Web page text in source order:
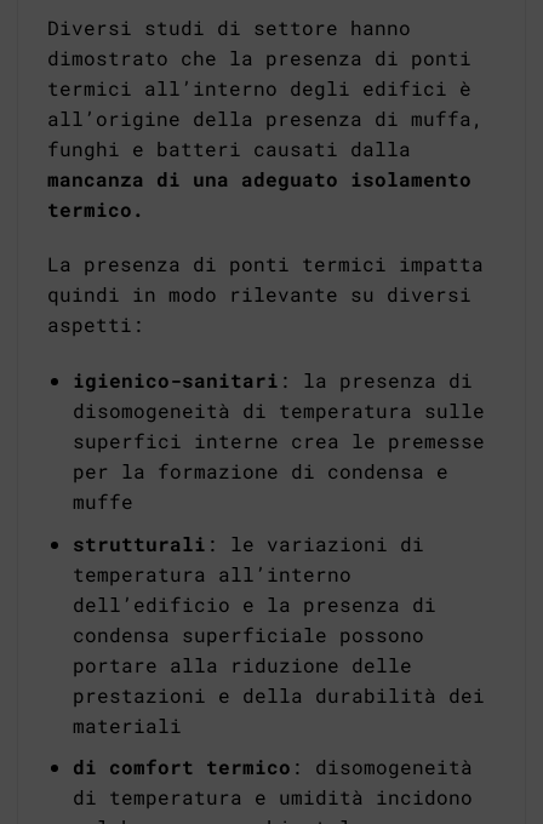
Diversi studi di settore hanno
dimostrato che la presenza di ponti
termici all’interno degli edifici è
all’origine della presenza di muffa,
funghi e batteri causati dalla
mancanza di una adeguato isolamento
termico.
La presenza di ponti termici impatta
quindi in modo rilevante su diversi
aspetti:
igienico-sanitari : la presenza di
disomogeneità di temperatura sulle
superfici interne crea le premesse
per la formazione di condensa e
muffe
strutturali : le variazioni di
temperatura all’interno
dell’edificio e la presenza di
condensa superficiale possono
portare alla riduzione delle
prestazioni e della durabilità dei
materiali
di comfort termico : disomogeneità
di temperatura e umidità incidono